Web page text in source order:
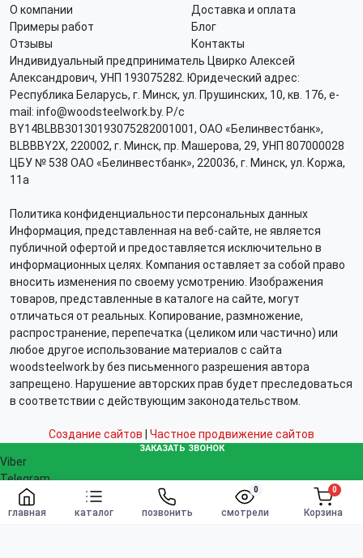
главная каталог смотрели
0
позвонить Корзина
0
Заказать
О компании
Доставка и оплата
Примеры работ
Блог
Отзывы
Контакты
Индивидуальный предприниматель Цвирко Алексей
Александрович, УНП 193075282. Юридеческий адрес:
Республика Беларусь, г. Минск, ул. Прушинских, 10, кв. 176, e-
mail: info@woodsteelwork.by. Р/с
BY14BLBB30130193075282001001, ОАО «Белинвестбанк»,
BLBBBY2X, 220002, г. Минск, пр. Машерова, 29, УНП 807000028
ЦБУ № 538 ОАО «Белинвестбанк», 220036, г. Минск, ул. Коржа,
11а
Политика конфиденциальности персональных данных
Информация, представленная на веб-сайте, не является
публичной офертой и предоставляется исключительно в
информационных целях. Компания оставляет за собой право
вносить изменения по своему усмотрению. Изображения
товаров, представленные в каталоге на сайте, могут
отличаться от реальных. Копирование, размножение,
распространение, перепечатка (целиком или частично) или
любое другое использование материалов с сайта
woodsteelwork.by без письменного разрешения автора
запрещено. Нарушение авторских прав будет преследоваться
в соответствии с действующим законодательством.
Создание сайтов Частное продвижение сайтов
ЗАКАЗАТЬ ЗВОНОК
Viber
Telegram
WhatsApp
info@woodsteelwork.by